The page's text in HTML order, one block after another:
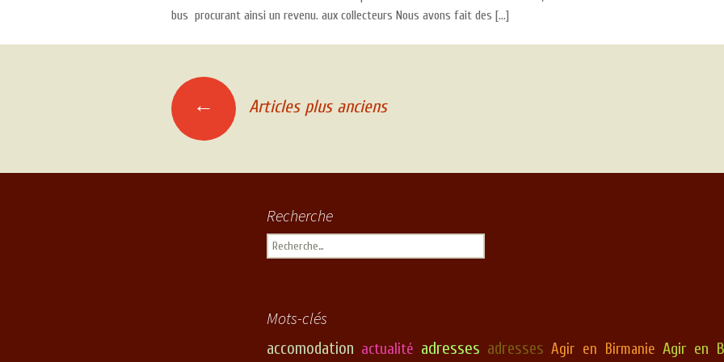
bus procurant ainsi un revenu. aux collecteurs Nous avons fait des […]
Navigation des articles
← Articles plus anciens
Recherche
Rechercher :
Mots-clés
accomodation actualité adresses adresses Agir en Birmanie Agir en